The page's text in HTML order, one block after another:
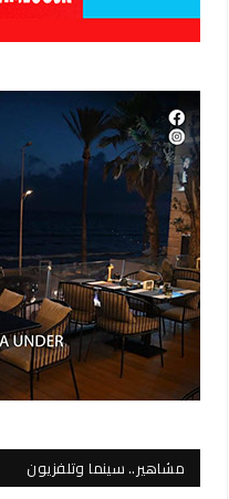
مشاهير.. سينما وتلفزيون